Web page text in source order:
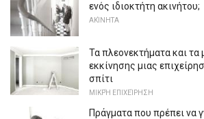
ενός ιδιοκτήτη ακινήτου;
ΑΚΊΝΗΤΑ
Τα πλεονεκτήματα και τα
εκκίνησης μιας
σπίτι
ΜΙΚΡΉ ΕΠΙΧΕΊΡΗΣΗ
Πράγματα που πρέπει να